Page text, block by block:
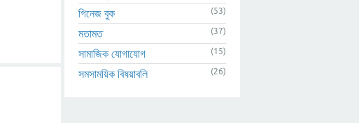
গিনেজ বুক (53)
মতামত (37)
সামাজিক যোগাযোগ (15)
সমসাময়িক বিষয়াবলি (26)